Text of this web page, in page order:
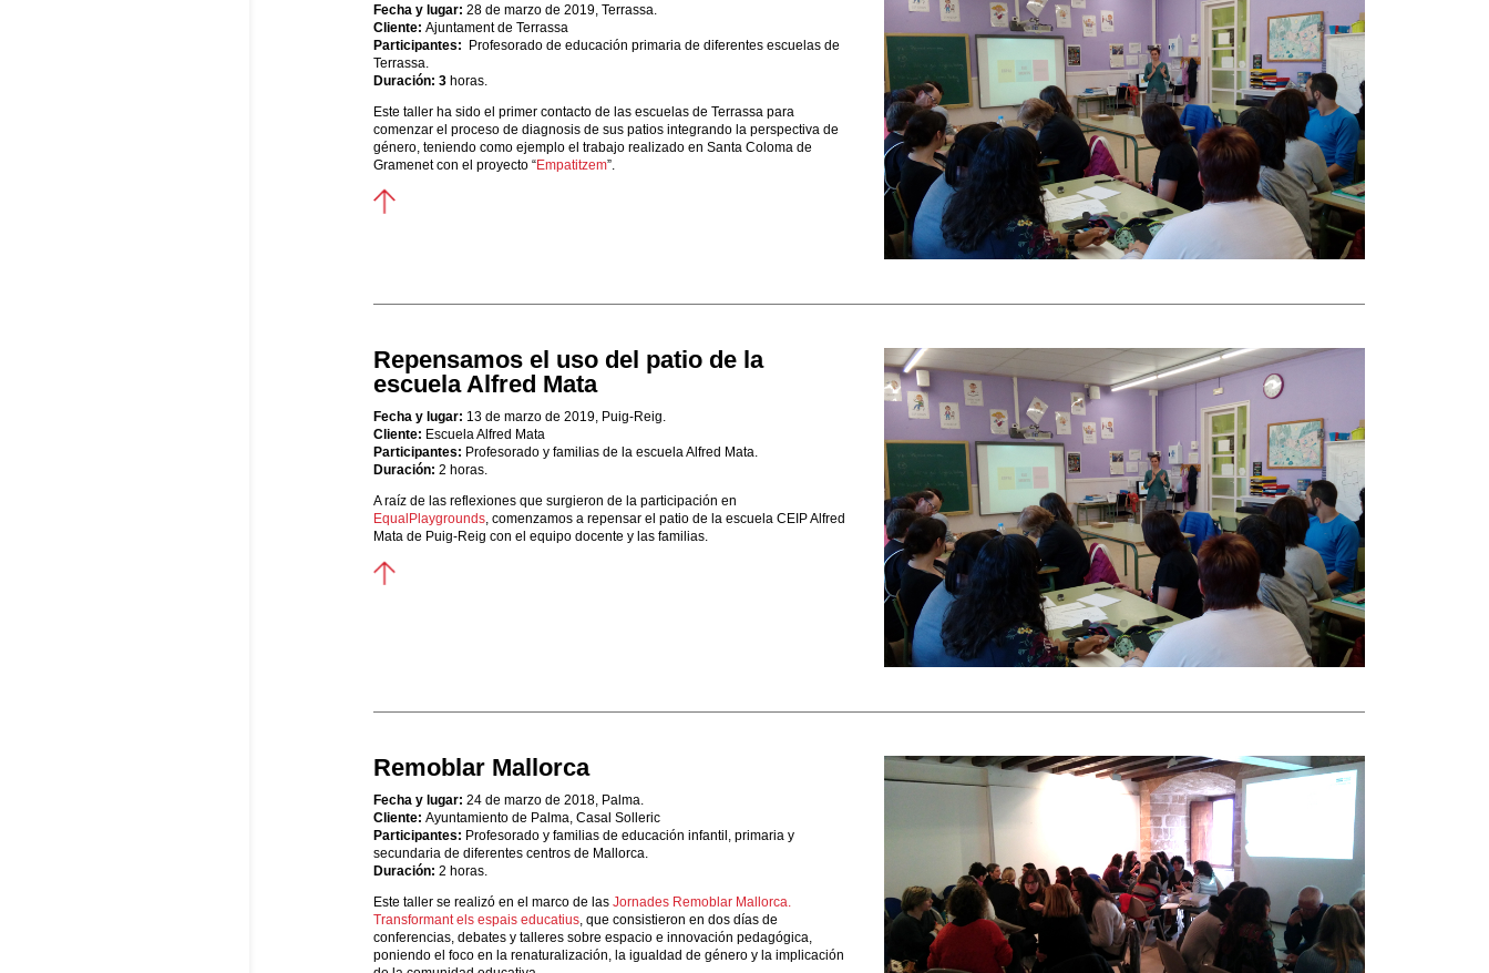
Fecha y lugar: 28 de marzo de 2019, Terrassa.
Cliente: Ajuntament de Terrassa
Participantes: Profesorado de educación primaria de diferentes escuelas de
Terrassa.
Duración: 3horas.
Este taller ha sido el primer contacto de las escuelas de Terrassa para
comenzar el proceso de diagnosis de sus patios integrando la perspectiva de
género, teniendo como ejemplo el trabajo realizado en Santa Coloma de
Gramenet con el proyecto “Empatitzem”.
Repensamos el uso del patio de la
escuela Alfred Mata
Fecha y lugar: 13 de marzo de 2019, Puig-Reig.
Cliente: Escuela Alfred Mata
Participantes: Profesorado y familias de la escuela Alfred Mata.
Duración: 2 horas.
A raíz de las reflexiones que surgieron de la participación en
EqualPlaygrounds, comenzamos a repensar el patio de la escuela CEIP Alfred
Mata de Puig-Reig con el equipo docente y las familias.
Remoblar Mallorca
Fecha y lugar: 24 de marzo de 2018, Palma.
Cliente: Ayuntamiento de Palma, Casal Solleric
Participantes: Profesorado y familias de educación infantil, primaria y
secundaria de diferentes centros de Mallorca.
Duración: 2 horas.
Este taller se realizó en el marco de las Jornades Remoblar Mallorca.
Transformant els espais educatius, que consistieron en dos días de
conferencias, debates y talleres sobre espacio e innovación pedagógica,
poniendo el foco en la renaturalización, la igualdad de género y la implicación